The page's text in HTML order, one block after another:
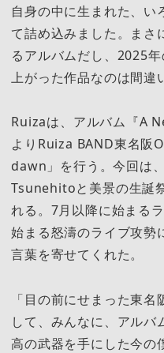
自身の中に生まれた、い
て詰め込みました。まさ
るアルバムだし、2025
上がった作品なのは間違
Ruizaは、アルバム『A
よりRuiza BAND東名阪
dawn」を行う。今回は
Tsunehitoと美景の生誕
れる。7月以降に始まる
始まる怒濤のライブ攻勢
言葉を寄せてくれた。
「目の前にせまった東
して、みんなに、アル
高の武器を手にした今の